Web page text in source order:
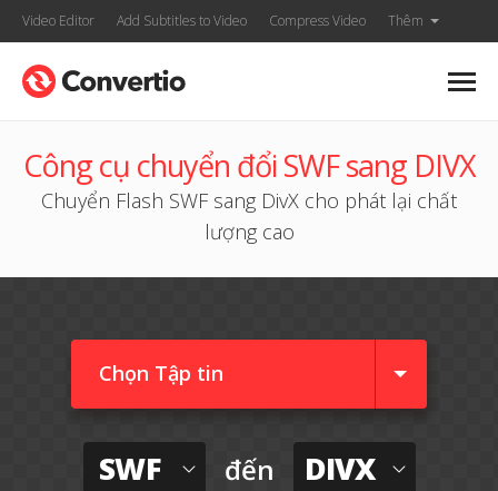
Video Editor Add Subtitles to Video Compress Video Thêm
Công cụ chuyển đổi SWF sang DIVX
Chuyển Flash SWF sang DivX cho phát lại chất
lượng cao
Chọn Tập tin
SWF đến DIVX